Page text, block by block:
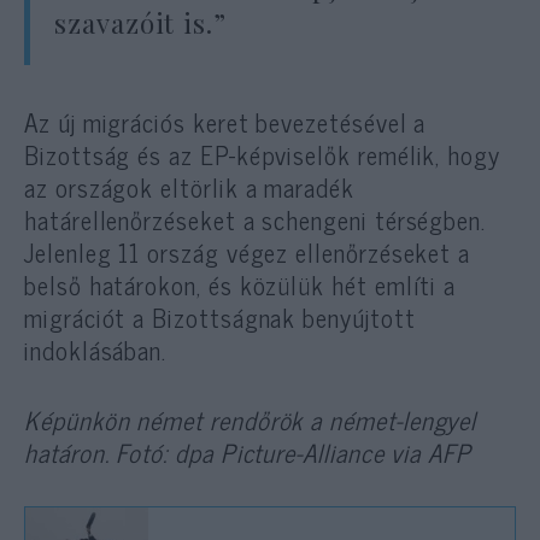
szavazóit is.”
Az új migrációs keret bevezetésével a
Bizottság és az EP-képviselők remélik, hogy
az országok eltörlik a maradék
határellenőrzéseket a schengeni térségben.
Jelenleg 11 ország végez ellenőrzéseket a
belső határokon, és közülük hét említi a
migrációt a Bizottságnak benyújtott
indoklásában.
Képünkön német rendőrök a német-lengyel
határon. Fotó: dpa Picture-Alliance via AFP